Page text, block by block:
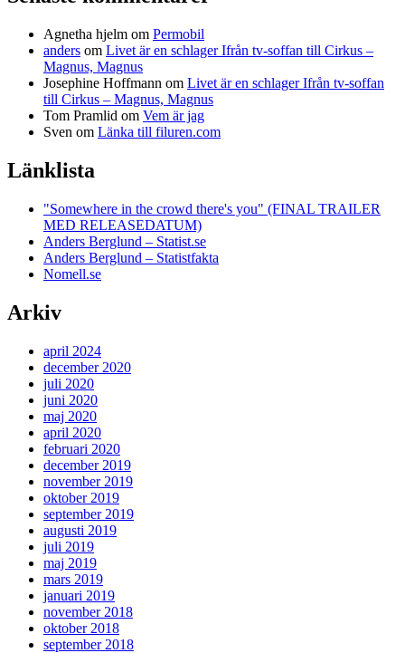
Agnetha hjelm om Permobil
anders om Livet är en schlager Ifrån tv-soffan till Cirkus –
Magnus, Magnus
Josephine Hoffmann om Livet är en schlager Ifrån tv-soffan
till Cirkus – Magnus, Magnus
Tom Pramlid om Vem är jag
Sven om Länka till filuren.com
Länklista
"Somewhere in the crowd there's you" (FINAL TRAILER
MED RELEASEDATUM)
Anders Berglund – Statist.se
Anders Berglund – Statistfakta
Nomell.se
Arkiv
april 2024
december 2020
juli 2020
juni 2020
maj 2020
april 2020
februari 2020
december 2019
november 2019
oktober 2019
september 2019
augusti 2019
juli 2019
maj 2019
mars 2019
januari 2019
november 2018
oktober 2018
september 2018